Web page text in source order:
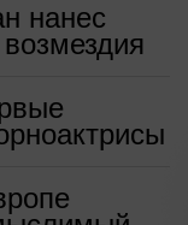
нанес